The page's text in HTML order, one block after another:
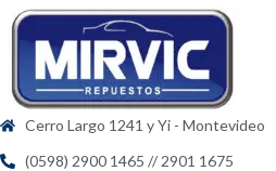
t
r
ó
n
i
c
o
*
Cerro Largo 1241 y Yi - Montevideo
(0598) 2900 1465 // 2901 1675